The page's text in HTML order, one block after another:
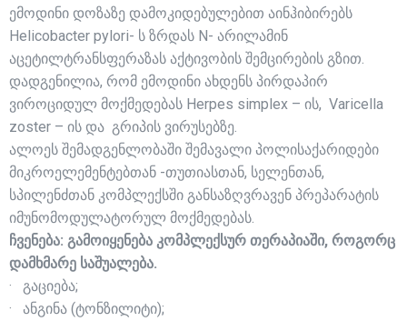
ემოდინი დოზაზე დამოკიდებულებით აინჰიბირებს
Helicobacter pylori- ს ზრდას N- არილამინ
აცეტილტრანსფერაზას აქტივობის შემცირების გზით.
დადგენილია, რომ ემოდინი ახდენს პირდაპირ
ვიროციდულ მოქმედებას Herpes simplex – ის, Varicella
zoster – ის და გრიპის ვირუსებზე.
ალოეს შემადგენლობაში შემავალი პოლისაქარიდები
მიკროელემენტებთან -თუთიასთან, სელენთან,
სპილენძთან კომპლექსში განსაზღვრავენ პრეპარატის
იმუნომოდულატორულ მოქმედებას.
ჩვენება: გამოიყენება კომპლექსურ თერაპიაში, როგორც
დამხმარე საშუალება.
· გაციება;
· ანგინა (ტონზილიტი);